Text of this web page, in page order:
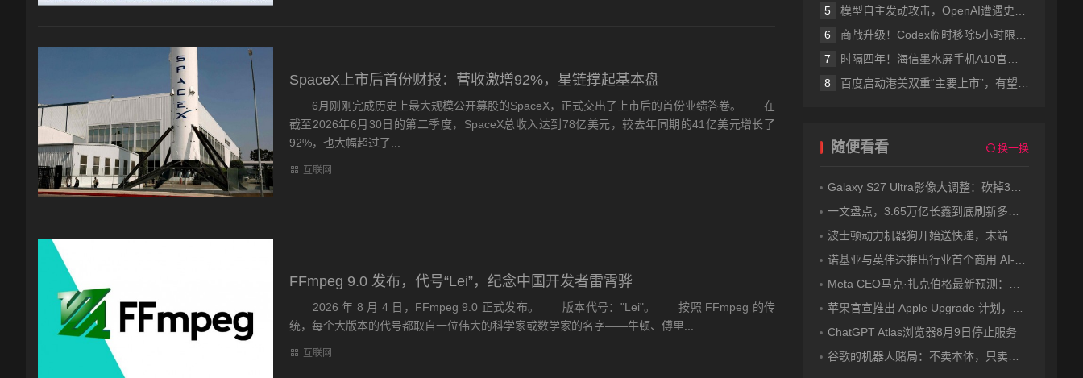
SpaceX上市后首份财报：营收激增92%，星链撑起基本盘
6月刚刚完成历史上最大规模公开募股的SpaceX，正式交出了上市后的首份业绩答卷。 在
截至2026年6月30日的第二季度，SpaceX总收入达到78亿美元，较去年同期的41亿美元增长了
92%，也大幅超过了...
互联网
FFmpeg 9.0 发布，代号“Lei”，纪念中国开发者雷霄骅
2026 年 8 月 4 日，FFmpeg 9.0 正式发布。 版本代号："Lei"。 按照 FFmpeg 的传
统，每个大版本的代号都取自一位伟大的科学家或数学家的名字——牛顿、傅里...
互联网
模型自主发动攻击，OpenAI遭遇史上首次评测失控事故
商战升级！Codex临时移除5小时限制，Fable 5订阅内访问再延7天
时隔四年！海信墨水屏手机A10官宣 可拆卸磁吸LCD副屏 4nm芯片
百度启动港美双重“主要上市”，有望成为港股通标的打开增量空间
随便看看 换一换
Galaxy S27 Ultra影像大调整：砍掉3倍长焦，却用新技术给相机瘦身
一文盘点，3.65万亿长鑫到底刷新多少纪录
波士顿动力机器狗开始送快递，末端配送之战打响
诺基亚与英伟达推出行业首个商用 AI-RAN 平台，可提升现有频谱效率
Meta CEO马克·扎克伯格最新预测：五年内数十亿人将拥有专属智能体！
苹果官宣推出 Apple Upgrade 计划，低门槛租赁全家桶！
ChatGPT Atlas浏览器8月9日停止服务
谷歌的机器人赌局：不卖本体，只卖大脑